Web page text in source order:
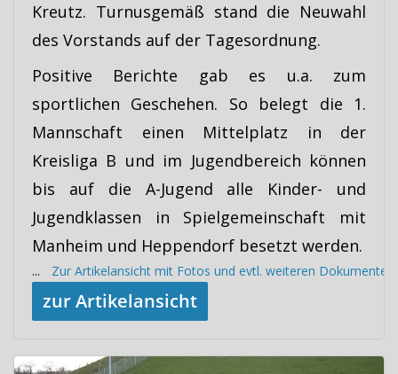
Kreutz. Turnusgemäß stand die Neuwahl
des Vorstands auf der Tagesordnung.
Positive Berichte gab es u.a. zum
sportlichen Geschehen. So belegt die 1.
Mannschaft einen Mittelplatz in der
Kreisliga B und im Jugendbereich können
bis auf die A-Jugend alle Kinder- und
Jugendklassen in Spielgemeinschaft mit
Manheim und Heppendorf besetzt werden.
...Zur Artikelansicht mit Fotos und evtl. weiteren Dokumenten
zur Artikelansicht